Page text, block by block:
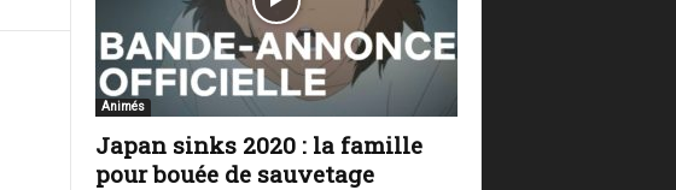
Animés
Japan sinks 2020 : la famille
pour bouée de sauvetage